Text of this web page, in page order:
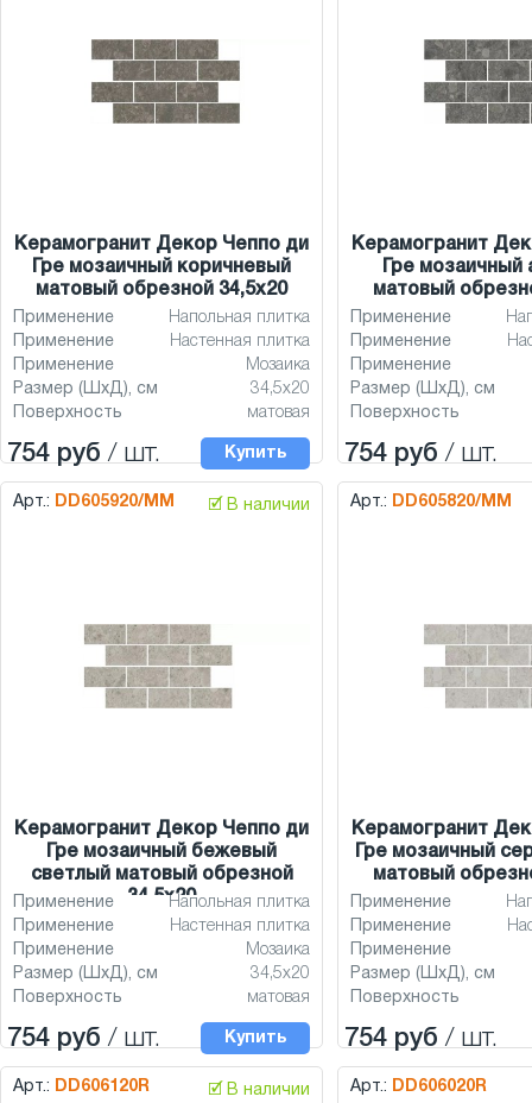
Керамогранит Декор Чеппо ди
Гре мозаичный коричневый
матовый обрезной 34,5x20
Применение
Напольная плитка
Применение
Настенная плитка
Применение
Мозаика
Размер (ШхД), см
34,5x20
Поверхность
матовая
754 руб / шт. Купить
Керамогранит
Гре мозаичный
матовый
Применение
Применение
Применение
Размер (ШхД), см
Поверхность
754 руб / шт.
Арт.: DD605920/MM 🗹 В наличии
Керамогранит Декор Чеппо ди
Гре мозаичный бежевый
светлый матовый обрезной
34,5x20
Применение
Напольная плитка
Применение
Настенная плитка
Применение
Мозаика
Размер (ШхД), см
34,5x20
Поверхность
матовая
754 руб / шт. Купить
Арт.: DD605820/MM
Керамогранит
Гре мозаичный
матовый
Применение
Применение
Применение
Размер (ШхД), см
Поверхность
754 руб / шт.
Арт.: DD606120R 🗹 В наличии Арт.: DD606020R